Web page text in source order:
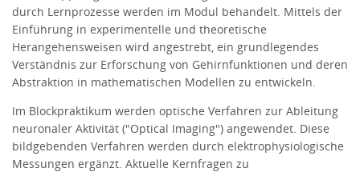
durch Lernprozesse werden im Modul behandelt. Mittels der
Einführung in experimentelle und theoretische
Herangehensweisen wird angestrebt, ein grundlegendes
Verständnis zur Erforschung von Gehirnfunktionen und deren
Abstraktion in mathematischen Modellen zu entwickeln.
Im Blockpraktikum werden optische Verfahren zur Ableitung
neuronaler Aktivität ("Optical Imaging") angewendet. Diese
bildgebenden Verfahren werden durch elektrophysiologische
Messungen ergänzt. Aktuelle Kernfragen zu